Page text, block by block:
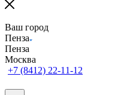
Ваш город
Пенза
Пенза
Москва
+7 (8412) 22-11-12